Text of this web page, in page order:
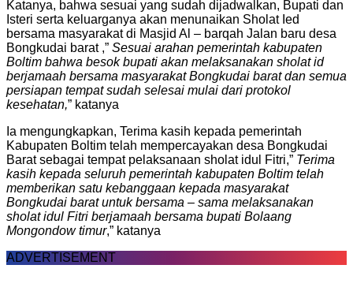
Katanya, bahwa sesuai yang sudah dijadwalkan, Bupati dan
Isteri serta keluarganya akan menunaikan Sholat Ied
bersama masyarakat di Masjid Al – barqah Jalan baru desa
Bongkudai barat ,” Sesuai arahan pemerintah kabupaten
Boltim bahwa besok bupati akan melaksanakan sholat id
berjamaah bersama masyarakat Bongkudai barat dan semua
persiapan tempat sudah selesai mulai dari protokol
kesehatan,” katanya
Ia mengungkapkan, Terima kasih kepada pemerintah
Kabupaten Boltim telah mempercayakan desa Bongkudai
Barat sebagai tempat pelaksanaan sholat idul Fitri,” Terima
kasih kepada seluruh pemerintah kabupaten Boltim telah
memberikan satu kebanggaan kepada masyarakat
Bongkudai barat untuk bersama – sama melaksanakan
sholat idul Fitri berjamaah bersama bupati Bolaang
Mongondow timur,” katanya
ADVERTISEMENT